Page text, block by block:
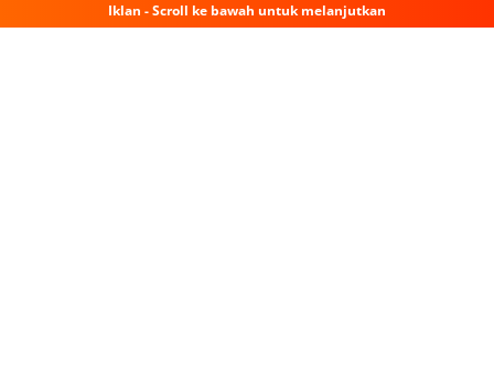
Iklan - Scroll ke bawah untuk melanjutkan